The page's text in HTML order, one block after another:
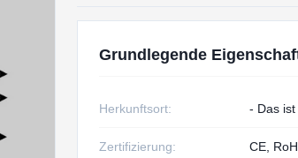
Grundlegende
Herkunftsort: - Das ist
Zertifizierung:
CE,